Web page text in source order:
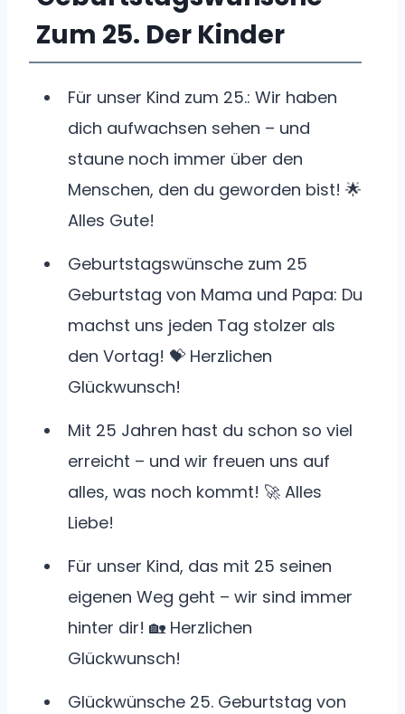
Zum 25. Der Kinder
Für unser Kind zum 25.: Wir haben
dich aufwachsen sehen – und
staune noch immer über den
Menschen, den du geworden bist! 🌟
Alles Gute!
Geburtstagswünsche zum 25
Geburtstag von Mama und Papa: Du
machst uns jeden Tag stolzer als
den Vortag! 💝 Herzlichen
Glückwunsch!
Mit 25 Jahren hast du schon so viel
erreicht – und wir freuen uns auf
alles, was noch kommt! 🚀 Alles
Liebe!
Für unser Kind, das mit 25 seinen
eigenen Weg geht – wir sind immer
hinter dir! 🏡 Herzlichen
Glückwunsch!
Glückwünsche 25. Geburtstag von